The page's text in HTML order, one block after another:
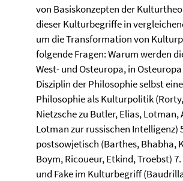
von Basiskonzepten der
dieser Kulturbegriffe in
um die Transformation von
folgende Fragen: Warum werden
West- und Osteuropa, in
Disziplin der Philosophie selbst
Philosophie als Kulturpolitik
Nietzsche zu Butler, Elias,
Lotman zur russischen
postsowjetisch (Barthes, Bhabha,
Boym, Ricoueur, Etkind, Troebst)
und Fake im Kulturbegriff